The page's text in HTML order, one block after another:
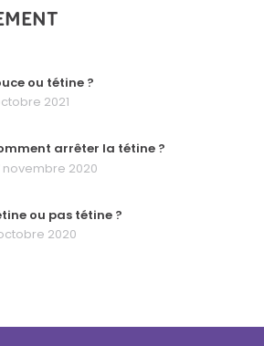
ou tétine ?
2021
arrêter la tétine ?
novembre 2020
ou pas tétine ?
2020